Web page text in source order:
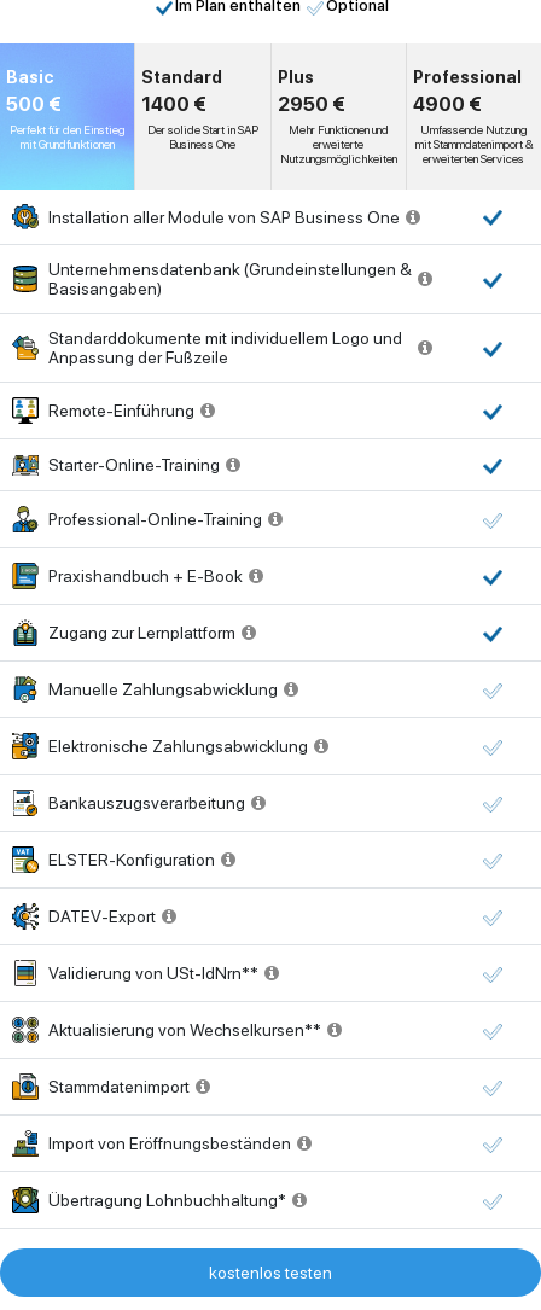
Im Plan enthalten Optional
Basic
500 €
Perfekt für den Einstieg
mit Grundfunktionen
Standard
1400 €
Der solide Start in SAP
Business One
Plus
2950 €
Mehr Funktionen und
erweiterte
Nutzungsmöglichkeiten
Professional
4900 €
Umfassende Nutzung
mit Stammdatenimport &
erweiterten Services
Installation aller Module von SAP Business One
Unternehmensdatenbank (Grundeinstellungen &
Basisangaben)
Standarddokumente mit individuellem Logo und
Anpassung der Fußzeile
Remote-Einführung
Starter-Online-Training
Professional-Online-Training
Praxishandbuch + E-Book
Zugang zur Lernplattform
Manuelle Zahlungsabwicklung
Elektronische Zahlungsabwicklung
Bankauszugsverarbeitung
ELSTER-Konfiguration
DATEV-Export
Validierung von USt-IdNrn**
Aktualisierung von Wechselkursen**
Stammdatenimport
Import von Eröffnungsbeständen
Übertragung Lohnbuchhaltung*
kostenlos testen